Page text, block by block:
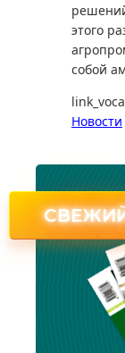
этого
собой
Новости